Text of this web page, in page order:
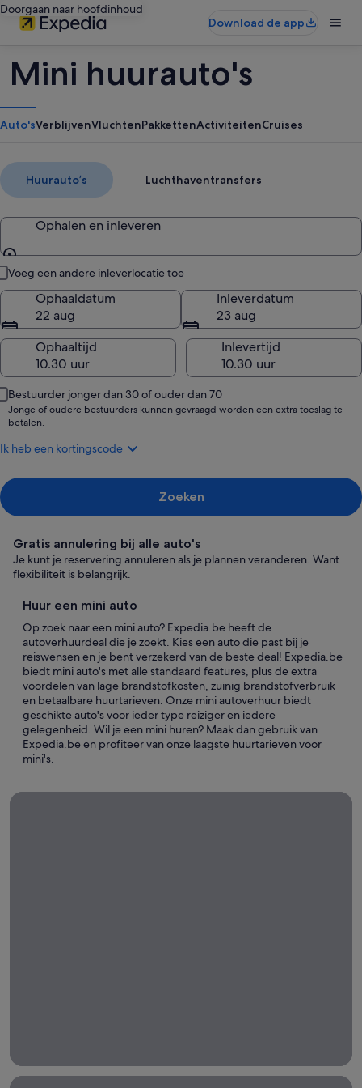
Doorgaan naar hoofdinhoud
Download de app
Mini huurauto's
Auto'sVerblijvenVluchtenPakkettenActiviteitenCruises
Huurautoʼs Luchthaventransfers
Ophalen en inleveren
Voeg een andere inleverlocatie toe
Ophaaldatum
22 aug
Inleverdatum
23 aug
Ophaaltijd
Inlevertijd
Bestuurder jonger dan 30 of ouder dan 70
Jonge of oudere bestuurders kunnen gevraagd worden een extra toeslag te
betalen.
Ik heb een kortingscode
Zoeken
Gratis annulering bij alle auto's
Je kunt je reservering annuleren als je plannen veranderen. Want
flexibiliteit is belangrijk.
Huur een mini auto
Op zoek naar een mini auto? Expedia.be heeft de
autoverhuurdeal die je zoekt. Kies een auto die past bij je
reiswensen en je bent verzekerd van de beste deal! Expedia.be
biedt mini auto's met alle standaard features, plus de extra
voordelen van lage brandstofkosten, zuinig brandstofverbruik
en betaalbare huurtarieven. Onze mini autoverhuur biedt
geschikte auto's voor ieder type reiziger en iedere
gelegenheid. Wil je een mini huren? Maak dan gebruik van
Expedia.be en profiteer van onze laagste huurtarieven voor
mini's.